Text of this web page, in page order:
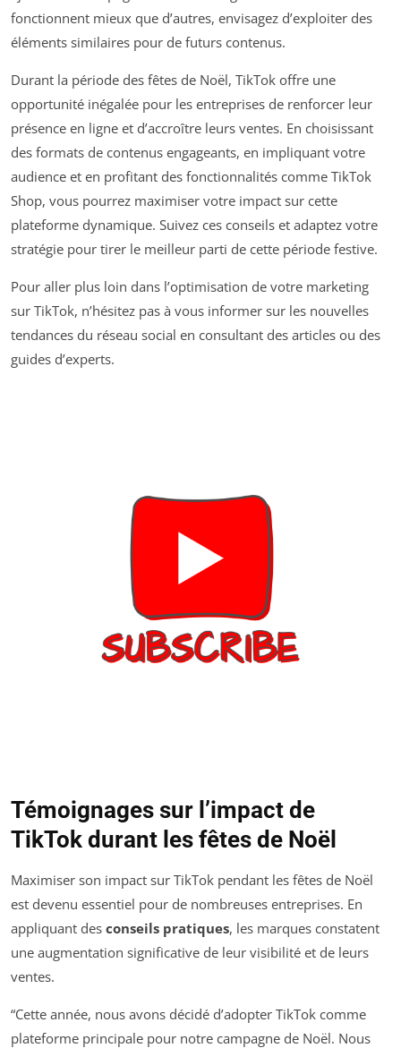
fonctionnent mieux que d’autres, envisagez d’exploiter des
éléments similaires pour de futurs contenus.
Durant la période des fêtes de Noël, TikTok offre une
opportunité inégalée pour les entreprises de renforcer leur
présence en ligne et d’accroître leurs ventes. En choisissant
des formats de contenus engageants, en impliquant votre
audience et en profitant des fonctionnalités comme TikTok
Shop, vous pourrez maximiser votre impact sur cette
plateforme dynamique. Suivez ces conseils et adaptez votre
stratégie pour tirer le meilleur parti de cette période festive.
Pour aller plus loin dans l’optimisation de votre marketing
sur TikTok, n’hésitez pas à vous informer sur les nouvelles
tendances du réseau social en consultant des articles ou des
guides d’experts.
Témoignages sur l’impact de
TikTok durant les fêtes de Noël
Maximiser son impact sur TikTok pendant les fêtes de Noël
est devenu essentiel pour de nombreuses entreprises. En
appliquant des conseils pratiques, les marques constatent
une augmentation significative de leur visibilité et de leurs
ventes.
“Cette année, nous avons décidé d’adopter TikTok comme
plateforme principale pour notre campagne de Noël. Nous